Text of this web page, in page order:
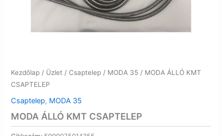
Kezdőlap / Üzlet / Csaptelep / MODA 35 / MODA ÁLLÓ KMT
CSAPTELEP
Csaptelep, MODA 35
MODA ÁLLÓ KMT CSAPTELEP